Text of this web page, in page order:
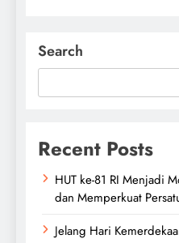
Search
Recent Posts
HUT ke-81 RI Menjadi
dan Memperkuat
Jelang Hari